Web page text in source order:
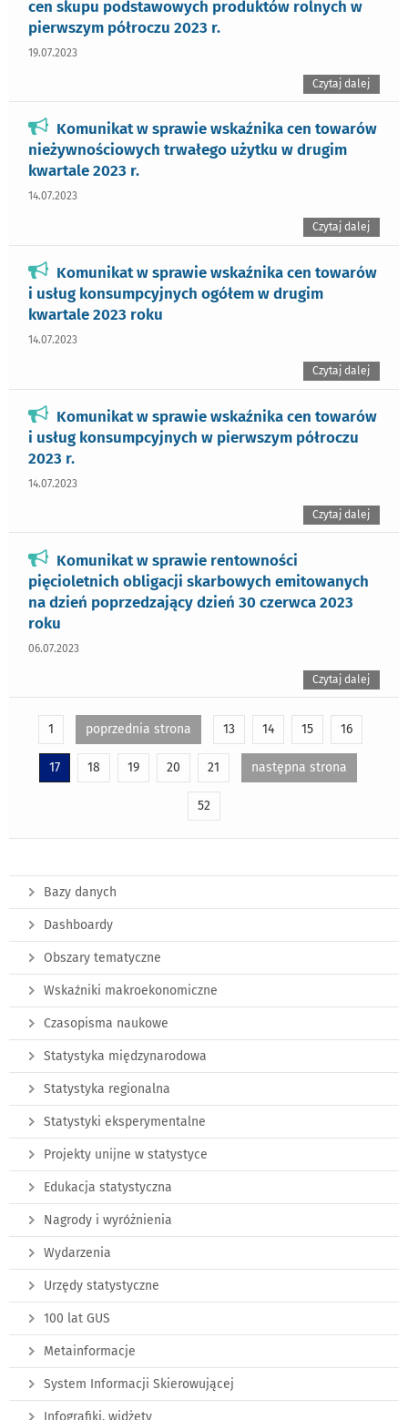
cen skupu podstawowych produktów rolnych w
pierwszym półroczu 2023 r.
19.07.2023
Czytaj dalej
Komunikat w sprawie wskaźnika cen towarów
nieżywnościowych trwałego użytku w drugim
kwartale 2023 r.
14.07.2023
Czytaj dalej
Komunikat w sprawie wskaźnika cen towarów
i usług konsumpcyjnych ogółem w drugim
kwartale 2023 roku
14.07.2023
Czytaj dalej
Komunikat w sprawie wskaźnika cen towarów
i usług konsumpcyjnych w pierwszym półroczu
2023 r.
14.07.2023
Czytaj dalej
Komunikat w sprawie rentowności
pięcioletnich obligacji skarbowych emitowanych
na dzień poprzedzający dzień 30 czerwca 2023
roku
06.07.2023
Czytaj dalej
1 poprzednia strona 13 14 15 16
17 18 19 20 21 następna strona
52
Bazy danych
Dashboardy
Obszary tematyczne
Wskaźniki makroekonomiczne
Czasopisma naukowe
Statystyka międzynarodowa
Statystyka regionalna
Statystyki eksperymentalne
Projekty unijne w statystyce
Edukacja statystyczna
Nagrody i wyróżnienia
Wydarzenia
Urzędy statystyczne
100 lat GUS
Metainformacje
System Informacji Skierowującej